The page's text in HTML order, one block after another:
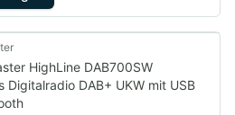
HighLine DAB700SW
Digitalradio DAB+ UKW mit USB